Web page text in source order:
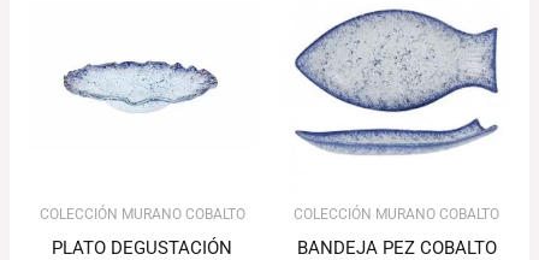
COLECCIÓN MURANO COBALTO
PLATO DEGUSTACIÓN
COLECCIÓN MURANO COBALTO
BANDEJA PEZ COBALTO
original
era:
79.41€.
es:
77.03€.